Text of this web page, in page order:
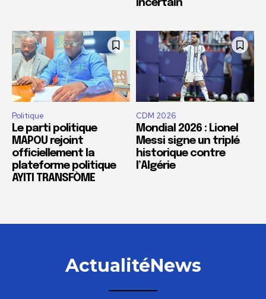
incertain
Politique
Le parti politique
MAPOU rejoint
officiellement la
plateforme politique
AYITI TRANSFÒME
CDM 2026
Mondial 2026 : Lionel
Messi signe un triplé
historique contre
l’Algérie
ActualitéNews